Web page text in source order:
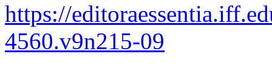
https://
4560.v9n215-09